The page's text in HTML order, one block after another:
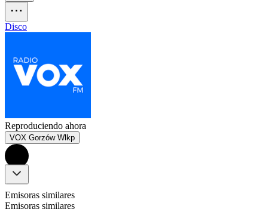
Disco
Reproduciendo ahora
VOX Gorzów Wlkp
Emisoras similares
Emisoras similares